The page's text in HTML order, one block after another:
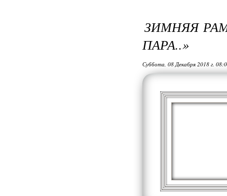
ЗИМНЯЯ
ПАРА..»
Суббота, 08 Декабря 2018 г.